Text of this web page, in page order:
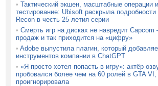
• Тактический экшен, масштабные операции
тестирование: Ubisoft раскрыла
Recon в честь 25-летия серии
• Смерть игр на дисках не навредит
продаж и так приходится на «цифру»
• Adobe выпустила плагин, который
инструментов компании в ChatGPT
• «Я просто хотел попасть в игру»: актёр
пробовался более чем на 60 ролей в GTA
проигнорировала